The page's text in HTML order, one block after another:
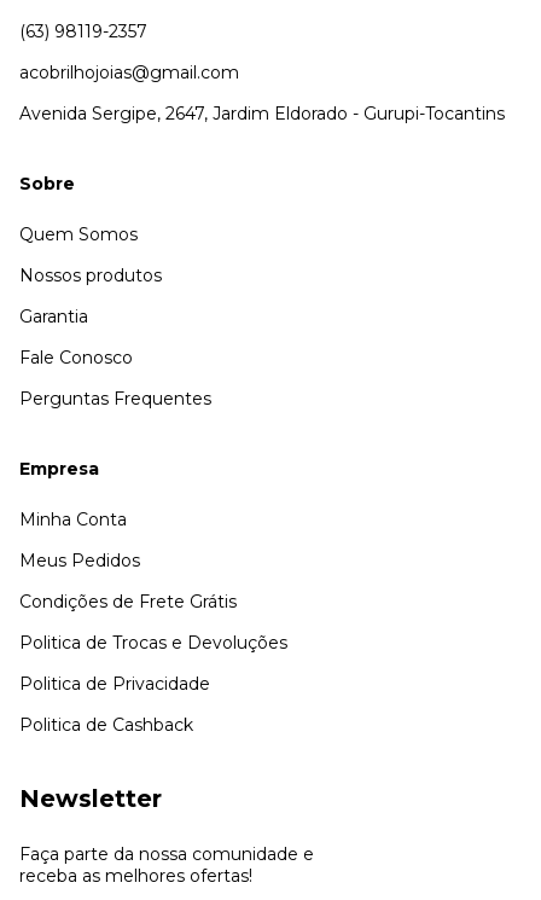
(63) 98119-2357
acobrilhojoias@gmail.com
Avenida Sergipe, 2647, Jardim Eldorado - Gurupi-Tocantins
Sobre
Quem Somos
Nossos produtos
Garantia
Fale Conosco
Perguntas Frequentes
Empresa
Minha Conta
Meus Pedidos
Condições de Frete Grátis
Politica de Trocas e Devoluções
Politica de Privacidade
Politica de Cashback
Newsletter
Faça parte da nossa comunidade e
receba as melhores ofertas!